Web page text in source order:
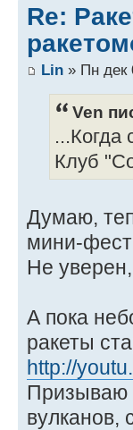
Re:
Lin » Пн дек
Ven
...Когда
Клуб
Думаю,
мини-фест
Не уверен,
А пока
ракеты
http://
Призываю
вулканов,